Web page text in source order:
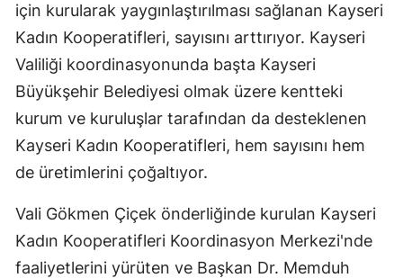
için kurularak yaygınlaştırılması sağlanan Kayseri
Kadın Kooperatifleri, sayısını arttırıyor. Kayseri
Valiliği koordinasyonunda başta Kayseri
Büyükşehir Belediyesi olmak üzere kentteki
kurum ve kuruluşlar tarafından da desteklenen
Kayseri Kadın Kooperatifleri, hem sayısını hem
de üretimlerini çoğaltıyor.
Vali Gökmen Çiçek önderliğinde kurulan Kayseri
Kadın Kooperatifleri Koordinasyon Merkezi'nde
faaliyetlerini yürüten ve Başkan Dr. Memduh